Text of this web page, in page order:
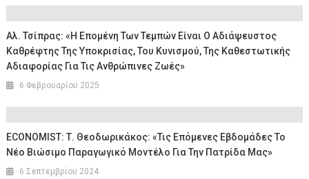
Αλ. Τσίπρας: «Η Επομένη Των Τεμπών Είναι Ο Αδιάψευστος
Καθρέφτης Της Υποκρισίας, Του Κυνισμού, Της Καθεστωτικής
Αδιαφορίας Για Τις Ανθρώπινες Ζωές»
6 Φεβρουαρίου 2025
ECONOMIST: Τ. Θεοδωρικάκος: «Τις Επόμενες Εβδομάδες Το
Νέο Βιώσιμο Παραγωγικό Μοντέλο Για Την Πατρίδα Μας»
6 Σεπτεμβρίου 2024